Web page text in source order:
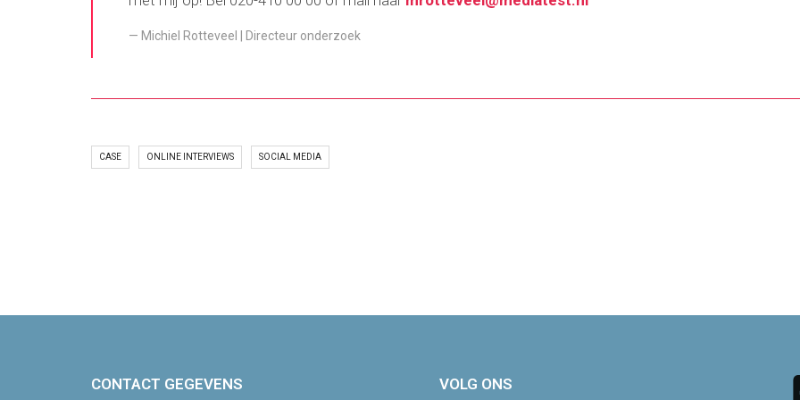
Michiel Rotteveel | Directeur onderzoek
CASE ONLINE INTERVIEWS SOCIAL MEDIA
CONTACT GEGEVENS VOLG ONS